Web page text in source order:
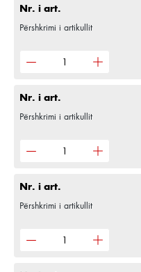
Nr. i art.
Përshkrimi i artikullit
Nr. i art.
Përshkrimi i artikullit
Nr. i art.
Përshkrimi i artikullit